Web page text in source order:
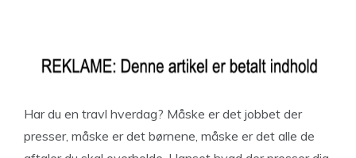
Har du en travl hverdag? Måske er det jobbet der
presser, måske er det børnene, måske er det alle de